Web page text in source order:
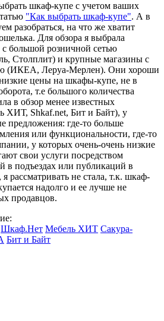
шкаф-купе с учетом ваших
"Как выбрать шкаф-купе". А в
разобраться, на что же хватит
Для обзора я выбрала
большой розничной сетью
Столплит) и крупные магазины с
(ИКЕА, Леруа-Мерлен). Они хороши
цены на шкафы-купе, не в
т.е большого количества
в обзор менее известных
ХИТ, Shkaf.net, Бит и Байт), у
предложения: где-то больше
или функциональности, где-то
у которых очень-очень низкие
свои услуги посредством
в подъездах или публикаций в
я рассматривать не стала, т.к. шкаф-
надолго и ее лучше не
продавцов.
Шкаф.Нет Мебель ХИТ Сакура-
Бит и Байт